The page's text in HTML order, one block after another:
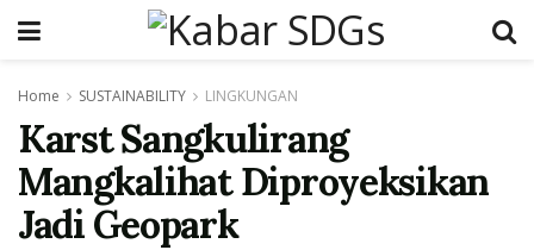
Home SUSTAINABILITY LINGKUNGAN
Karst Sangkulirang
Mangkalihat Diproyeksikan
Jadi Geopark